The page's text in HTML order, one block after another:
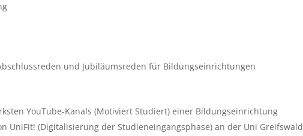
und Jubiläumsreden für Bildungseinrichtungen
YouTube-Kanals (Motiviert Studiert) einer Bildungseinrichtung
UniFit! (Digitalisierung der Studieneingangsphase) an der Uni Greifswald